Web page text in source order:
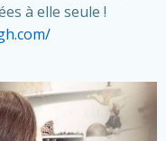
à elle seule !